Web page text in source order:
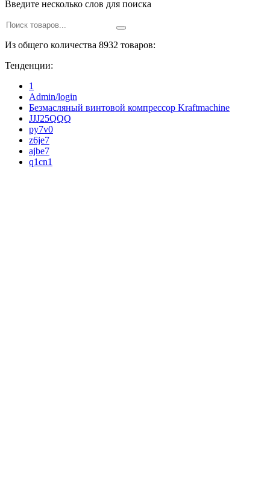
Введите несколько слов для поиска
Из общего количества 8932 товаров:
Тенденции:
1
Admin/login
Безмасляный винтовой компрессор Kraftmaсhine
JJJ25QQQ
py7v0
z6je7
ajbe7
q1cn1